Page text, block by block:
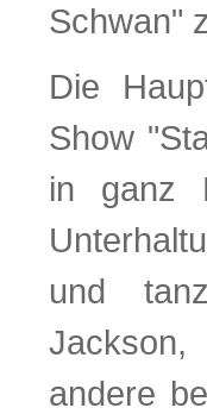
Schwan"
Die
Show
in ganz
und
andere